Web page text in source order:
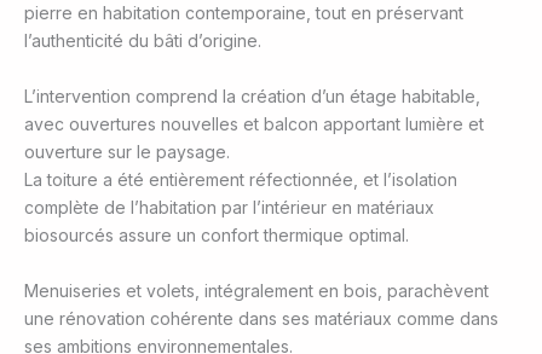
pierre en habitation contemporaine, tout en préservant
l’authenticité du bâti d’origine.
L’intervention comprend la création d’un étage habitable,
avec ouvertures nouvelles et balcon apportant lumière et
ouverture sur le paysage.
La toiture a été entièrement réfectionnée, et l’isolation
complète de l’habitation par l’intérieur en matériaux
biosourcés assure un confort thermique optimal.
Menuiseries et volets, intégralement en bois, parachèvent
une rénovation cohérente dans ses matériaux comme dans
ses ambitions environnementales.